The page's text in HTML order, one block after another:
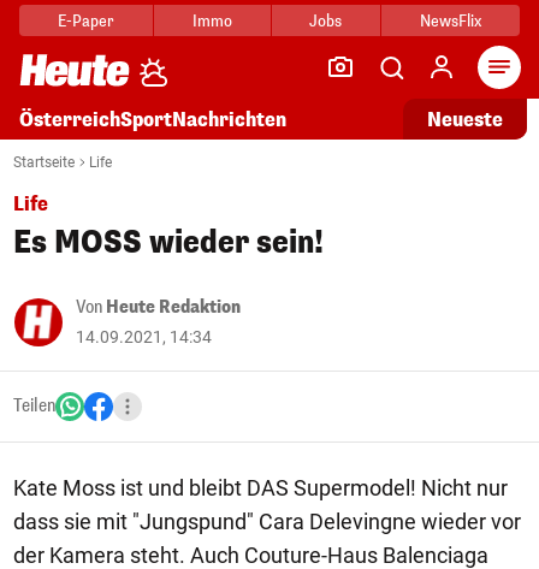
E-Paper Immo Jobs NewsFlix
ÖsterreichSportNachrichten Neueste
Startseite Life
Life
Es MOSS wieder sein!
Von Heute Redaktion
14.09.2021, 14:34
Teilen
Kate Moss ist und bleibt DAS Supermodel! Nicht nur
dass sie mit "Jungspund" Cara Delevingne wieder vor
der Kamera steht. Auch Couture-Haus Balenciaga